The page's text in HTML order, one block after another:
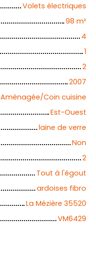
Volets électriques
98 m²
4
1
2
2007
Aménagée/Coin cuisine
Est-Ouest
laine de verre
Non
2
Tout à l'égout
ardoises fibro
La Mézière 35520
VM6429